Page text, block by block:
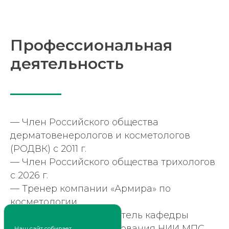
Профессиональная
деятельность
— Член Российского общества
дерматовенерологов и косметологов
(РОДВК) с 2011 г.
— Член Российского общества трихологов
с 2026 г.
— Тренер компании «Армира» по
косметологии
— Старший преподаватель кафедры
Отправляя данные, вы соглашаетесь на
обработку персональных данных в
соответствии с Политикой
г. Красноярск
Контакты